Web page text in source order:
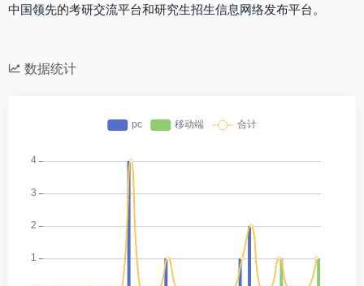
中国领先的考研交流平台和研究生招生信息网络发布平台。
数据统计